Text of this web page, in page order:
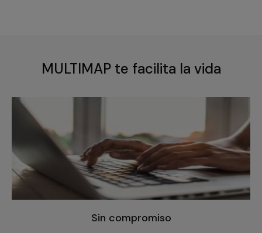
MULTIMAP te facilita la vida
Sin compromiso